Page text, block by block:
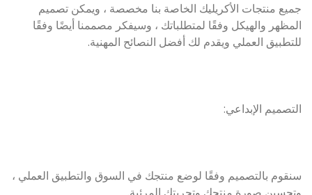
جميع منتجات الأكريليك الخاصة بنا مخصصة ، ويمكن تصميم
المظهر والهيكل وفقًا لمتطلباتك ، وسيفكر مصممنا أيضًا وفقًا
للتطبيق العملي ويقدم لك أفضل النصائح المهنية.
التصميم الإبداعي:
سنقوم بالتصميم وفقًا لوضع منتجك في السوق والتطبيق العملي ،